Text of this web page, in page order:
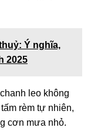
Ý nghĩa,
2025
leo không
rèm tự nhiên,
cơn mưa nhỏ.